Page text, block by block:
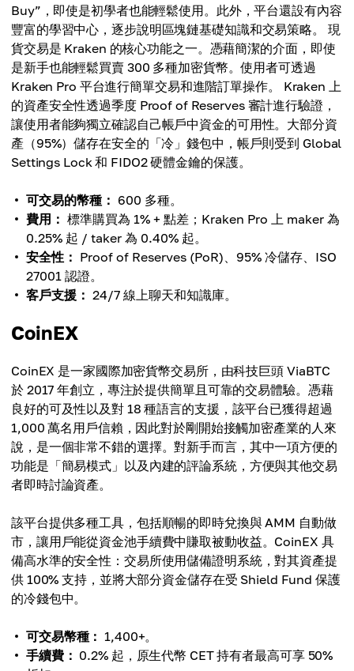
Buy”，即使是初學者也能輕鬆使用。此外，平台還設有內容
豐富的學習中心，逐步說明區塊鏈基礎知識和交易策略。 現
貨交易是 Kraken 的核心功能之一。憑藉簡潔的介面，即使
是新手也能輕鬆買賣 300 多種加密貨幣。使用者可透過
Kraken Pro 平台進行簡單交易和進階訂單操作。 Kraken 上
的資產安全性透過季度 Proof of Reserves 審計進行驗證，
讓使用者能夠獨立確認自己帳戶中資金的可用性。大部分資
產（95%）儲存在安全的「冷」錢包中，帳戶則受到 Global
Settings Lock 和 FIDO2 硬體金鑰的保護。
可交易的幣種： 600 多種。
費用： 標準購買為 1% + 點差；Kraken Pro 上 maker 為
0.25% 起 / taker 為 0.40% 起。
安全性： Proof of Reserves (PoR)、95% 冷儲存、ISO
27001 認證。
客戶支援： 24/7 線上聊天和知識庫。
CoinEX
CoinEX 是一家國際加密貨幣交易所，由科技巨頭 ViaBTC
於 2017 年創立，專注於提供簡單且可靠的交易體驗。憑藉
良好的可及性以及對 18 種語言的支援，該平台已獲得超過
1,000 萬名用戶信賴，因此對於剛開始接觸加密產業的人來
說，是一個非常不錯的選擇。對新手而言，其中一項方便的
功能是「簡易模式」以及內建的評論系統，方便與其他交易
者即時討論資產。
該平台提供多種工具，包括順暢的即時兌換與 AMM 自動做
市，讓用戶能從資金池手續費中賺取被動收益。CoinEX 具
備高水準的安全性：交易所使用儲備證明系統，對其資產提
供 100% 支持，並將大部分資金儲存在受 Shield Fund 保護
的冷錢包中。
可交易幣種： 1,400+。
手續費： 0.2% 起，原生代幣 CET 持有者最高可享 50%